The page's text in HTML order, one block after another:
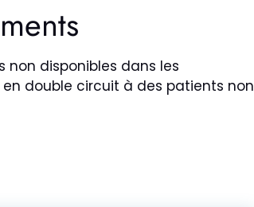
non disponibles dans les
double circuit à des patients non